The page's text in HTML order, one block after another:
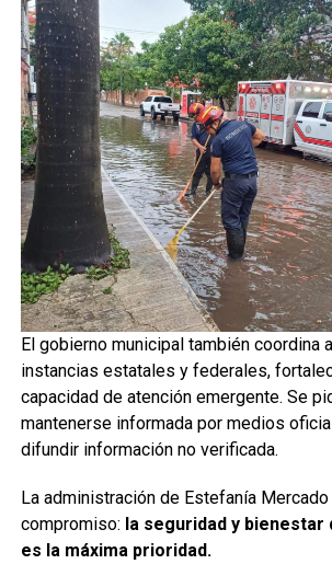
El gobierno municipal también coordina
instancias estatales y federales,
capacidad de atención emergente. Se
mantenerse informada por medios
difundir información no verificada.
La administración de Estefanía
compromiso: la seguridad y bienestar
es la máxima prioridad.